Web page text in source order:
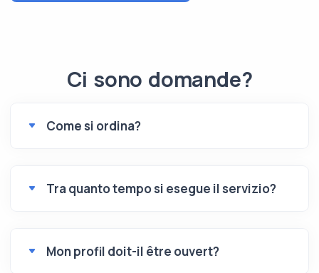
Ci sono domande?
Come si ordina?
Tra quanto tempo si esegue il servizio?
Mon profil doit-il être ouvert?